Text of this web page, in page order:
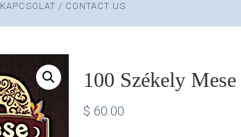
KAPCSOLAT / CONTACT US
100 Székely Mese
$ 60.00